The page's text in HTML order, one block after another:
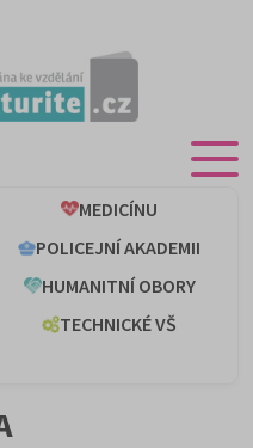
MEDICÍNU
POLICEJNÍ AKADEMII
HUMANITNÍ OBORY
TECHNICKÉ VŠ